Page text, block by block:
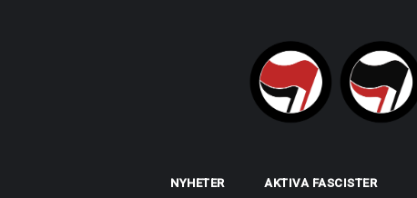
NYHETER AKTIVA FASCISTER